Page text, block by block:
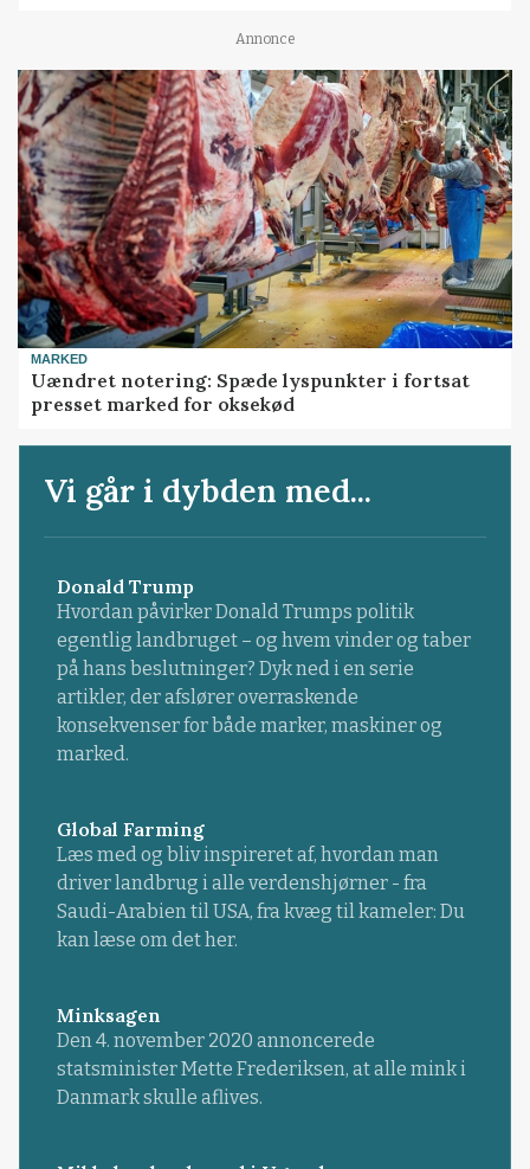
Annonce
MARKED
Uændret notering: Spæde lyspunkter i fortsat
presset marked for oksekød
Vi går i dybden med...
Donald Trump
Hvordan påvirker Donald Trumps politik
egentlig landbruget – og hvem vinder og taber
på hans beslutninger? Dyk ned i en serie
artikler, der afslører overraskende
konsekvenser for både marker, maskiner og
marked.
Global Farming
Læs med og bliv inspireret af, hvordan man
driver landbrug i alle verdenshjørner - fra
Saudi-Arabien til USA, fra kvæg til kameler: Du
kan læse om det her.
Minksagen
Den 4. november 2020 annoncerede
statsminister Mette Frederiksen, at alle mink i
Danmark skulle aflives.